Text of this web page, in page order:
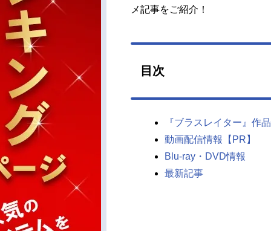
メ記事をご紹介！
目次
『ブラスレイター』作
動画配信情報【PR】
Blu-ray・DVD情報
最新記事